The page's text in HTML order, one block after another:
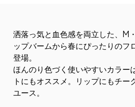
洒落っ気と血色感を両立した、M
ップバームから春にぴったりのフ
登場。
ほんのり色づく使いやすいカラー
トにもオススメ。リップにもチー
ユース。